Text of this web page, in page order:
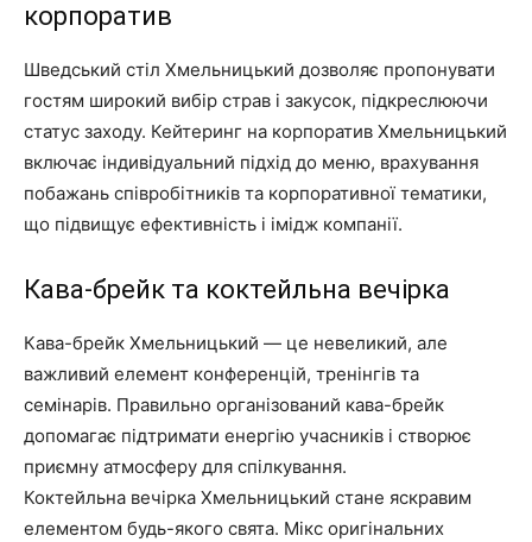
корпоратив
Шведський стіл Хмельницький дозволяє пропонувати
гостям широкий вибір страв і закусок, підкреслюючи
статус заходу. Кейтеринг на корпоратив Хмельницький
включає індивідуальний підхід до меню, врахування
побажань співробітників та корпоративної тематики,
що підвищує ефективність і імідж компанії.
Кава-брейк та коктейльна вечірка
Кава-брейк Хмельницький — це невеликий, але
важливий елемент конференцій, тренінгів та
семінарів. Правильно організований кава-брейк
допомагає підтримати енергію учасників і створює
приємну атмосферу для спілкування.
Коктейльна вечірка Хмельницький стане яскравим
елементом будь-якого свята. Мікс оригінальних